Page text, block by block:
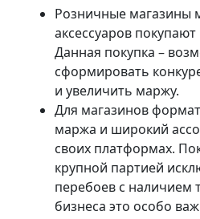
Розничные магазины
аксессуаров
Данная покупка –
сформировать
и увеличить маржу.
Для магазинов
маржа и широкий
своих платформах.
крупной партией
перебоев с наличием
бизнеса это особо